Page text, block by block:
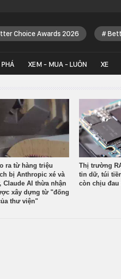
Choice Awards 2026
XEM - MUA - LUÔN XE
ra từ hàng triệu
bị Anthropic xé và
Claude AI thừa nhận
xây dựng từ "đống
thư viện"
Thị trường
tin dữ, túi
còn chịu đau